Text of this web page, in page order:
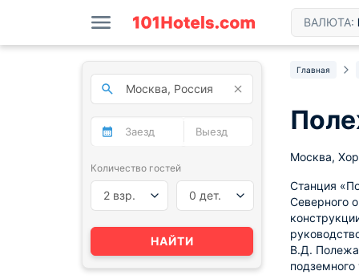
ВАЛЮТА:
Главная
Москва,
Станция
Северного
В.Д.
Количество гостей
2 взр. 0 дет.
НАЙТИ